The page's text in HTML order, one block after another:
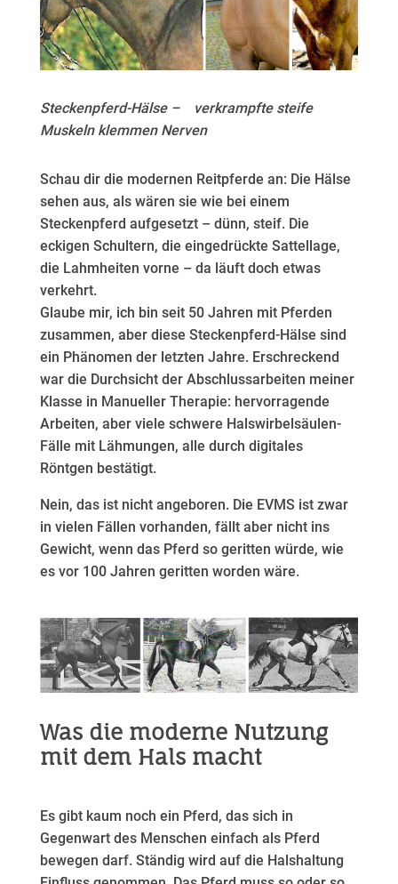
Steckenpferd-Hälse – verkrampfte steife
Muskeln klemmen Nerven
Schau dir die modernen Reitpferde an: Die Hälse
sehen aus, als wären sie wie bei einem
Steckenpferd aufgesetzt – dünn, steif. Die
eckigen Schultern, die eingedrückte Sattellage,
die Lahmheiten vorne – da läuft doch etwas
verkehrt.
Glaube mir, ich bin seit 50 Jahren mit Pferden
zusammen, aber diese Steckenpferd-Hälse sind
ein Phänomen der letzten Jahre. Erschreckend
war die Durchsicht der Abschlussarbeiten meiner
Klasse in Manueller Therapie: hervorragende
Arbeiten, aber viele schwere Halswirbelsäulen-
Fälle mit Lähmungen, alle durch digitales
Röntgen bestätigt.​
Nein, das ist nicht angeboren. Die EVMS ist zwar
in vielen Fällen vorhanden, fällt aber nicht ins
Gewicht, wenn das Pferd so geritten würde, wie
es vor 100 Jahren geritten worden wäre.
Was die moderne Nutzung
mit dem Hals macht
Es gibt kaum noch ein Pferd, das sich in
Gegenwart des Menschen einfach als Pferd
bewegen darf. Ständig wird auf die Halshaltung